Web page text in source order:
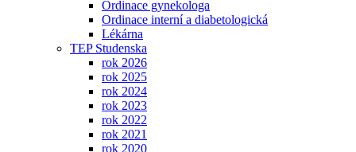
Ordinace gynekologa
Ordinace interní a diabetologická
Lékárna
TEP Studenska
rok 2026
rok 2025
rok 2024
rok 2023
rok 2022
rok 2021
rok 2020